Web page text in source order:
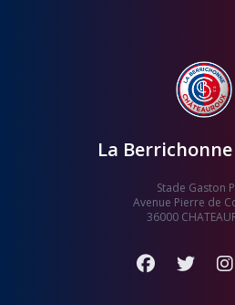
La
Stade Gaston
Avenue Pierre de
36000
FacebookTwitter